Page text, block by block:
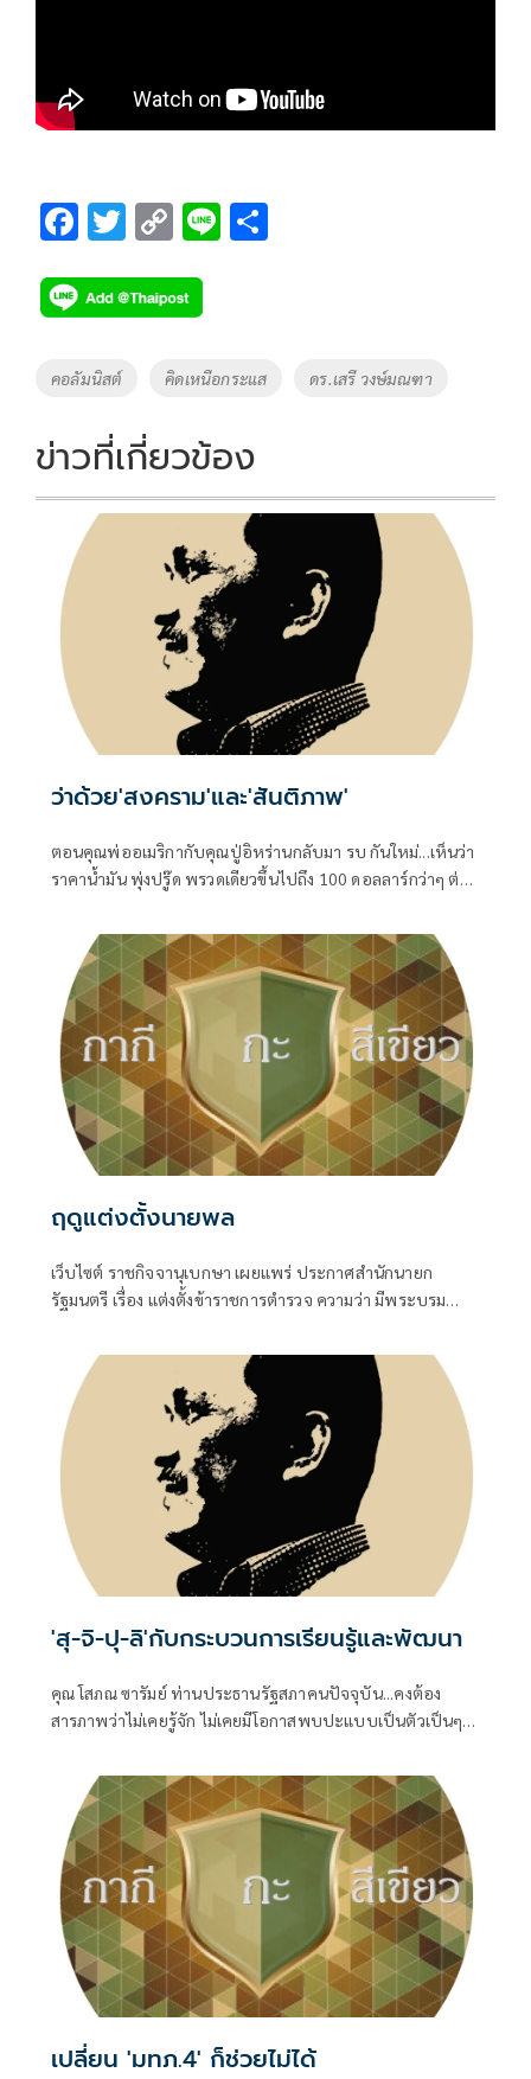
F
e
b
o
k
T
tt
er
C
p
y
Li
k
Li
Tags
คอลัมนิสต์ คิดเหนือกระแส ดร.เสรี วงษ์มณฑา
ข่าวที่เกี่ยวข้อง
ว่าด้วย'สงคราม'และ'สันติภาพ'
ตอนคุณพ่ออเมริกากับคุณปู่อิหร่านกลับมา รบ กันใหม่...เห็นว่า
ราคาน้ำมัน พุ่งปรู๊ด พรวดเดียวขึ้นไปถึง 100 ดอลลาร์กว่าๆ ต่อ
ฤดูแต่งตั้งนายพล
เว็บไซต์ ราชกิจจานุเบกษา เผยแพร่ ประกาศสำนักนายก
รัฐมนตรี เรื่อง แต่งตั้งข้าราชการตำรวจ ความว่า มีพระบรม
'สุ-จิ-ปุ-ลิ'กับกระบวนการเรียนรู้และพัฒนา
คุณ โสภณ ซารัมย์ ท่านประธานรัฐสภาคนปัจจุบัน...คงต้อง
สารภาพว่าไม่เคยรู้จัก ไม่เคยมีโอกาสพบปะแบบเป็นตัวเป็นๆ
พอที่จะดำรงตำแหน่ง
เปลี่ยน 'มทภ.4' ก็ช่วยไม่ได้